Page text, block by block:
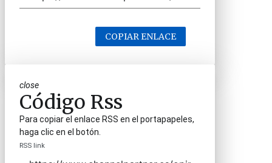
COPIAR ENLACE
close
Código Rss
Para copiar el enlace RSS en el portapapeles,
haga clic en el botón.
RSS link